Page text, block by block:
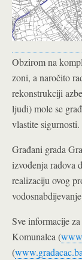
Obzirom na
zoni, a naročito
rekonstrukciji
ljudi) mole se
vlastite sigurnosti.
Građani grada
izvođenja radova
realizaciju ovog
Sve informacije
Komunalca (
(www.gradacac.ba